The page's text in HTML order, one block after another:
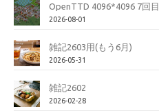
OpenTTD 4096*4096 7回目
2026-08-01
雑記2603用(もう6月)
2026-05-31
雑記2602
2026-02-28